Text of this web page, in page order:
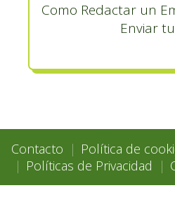
Como Redactar un
Enviar
Contacto Política de
Políticas de Privacidad